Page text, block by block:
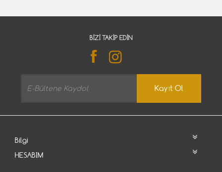
BIZI TAKIP EDIN
Kayıt Ol
Bilgi
HESABIM